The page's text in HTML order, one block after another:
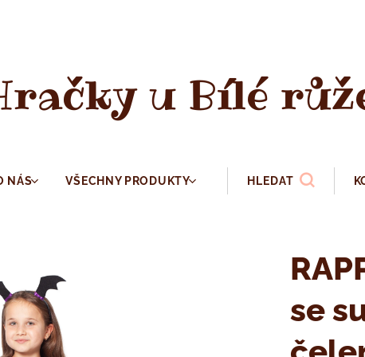
u Bílé
NÁS VŠECHNY PRODUKTY HLEDAT
se